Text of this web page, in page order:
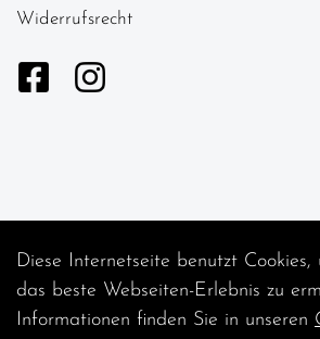
Widerrufsrecht
Diese Internetseite benutzt Cookies,
das beste Webseiten-Erlebnis zu
Informationen finden Sie in unseren